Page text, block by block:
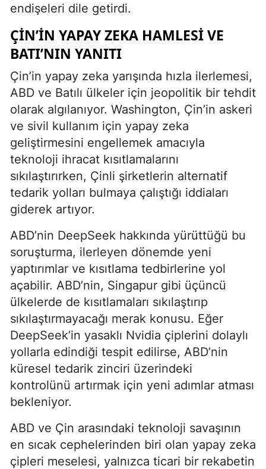
endişeleri dile getirdi.
ÇIN’IN YAPAY ZEKA HAMLESI VE
BATI’NIN YANITI
Çin’in yapay zeka yarışında hızla ilerlemesi,
ABD ve Batılı ülkeler için jeopolitik bir tehdit
olarak algılanıyor. Washington, Çin’in askeri
ve sivil kullanım için yapay zeka
geliştirmesini engellemek amacıyla
teknoloji ihracat kısıtlamalarını
sıkılaştırırken, Çinli şirketlerin alternatif
tedarik yolları bulmaya çalıştığı iddiaları
giderek artıyor.
ABD’nin DeepSeek hakkında yürüttüğü bu
soruşturma, ilerleyen dönemde yeni
yaptırımlar ve kısıtlama tedbirlerine yol
açabilir. ABD’nin, Singapur gibi üçüncü
ülkelerde de kısıtlamaları sıkılaştırıp
sıkılaştırmayacağı merak konusu. Eğer
DeepSeek’in yasaklı Nvidia çiplerini dolaylı
yollarla edindiği tespit edilirse, ABD’nin
küresel tedarik zinciri üzerindeki
kontrolünü artırmak için yeni adımlar atması
bekleniyor.
ABD ve Çin arasındaki teknoloji savaşının
en sıcak cephelerinden biri olan yapay zeka
çipleri meselesi, yalnızca ticari bir rekabetin